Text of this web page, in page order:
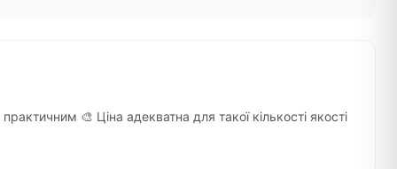
🎨 Ціна адекватна для такої кількості якості